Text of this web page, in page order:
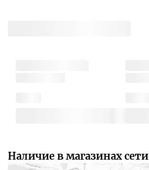
Наличие в магазинах сети